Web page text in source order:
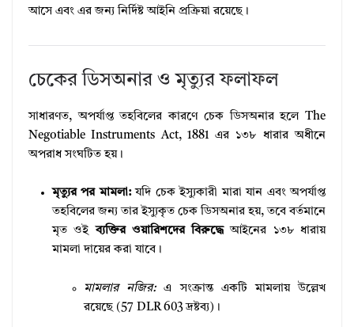
আসে এবং এর জন্য নির্দিষ্ট আইনি প্রক্রিয়া রয়েছে।
চেকের ডিসঅনার ও মৃত্যুর ফলাফল
সাধারণত, অপর্যাপ্ত তহবিলের কারণে চেক ডিসঅনার হলে The
Negotiable Instruments Act, 1881 এর ১৩৮ ধারার অধীনে
অপরাধ সংঘটিত হয়।
মৃত্যুর পর মামলা:যদি চেক ইস্যুকারী মারা যান এবং অপর্যাপ্ত
তহবিলের জন্য তার ইস্যুকৃত চেক ডিসঅনার হয়, তবে বর্তমানে
মৃত ওইব্যক্তির ওয়ারিশদের বিরুদ্ধেআইনের ১৩৮ ধারায়
মামলা দায়ের করা যাবে।
মামলার নজির:এ সংক্রান্ত একটি মামলায় উল্লেখ
রয়েছে (57 DLR 603 দ্রষ্টব্য)।